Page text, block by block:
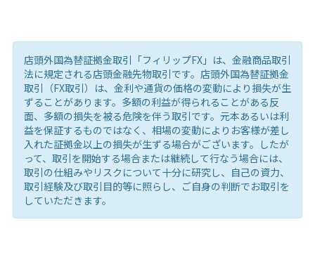
店頭外国為替証拠金取引「フィリップFX」は、金融商品取引
法に規定される店頭金融先物取引です。店頭外国為替証拠金
取引（FX取引）は、金利や通貨の価格の変動により損失が生
ずることがあります。多額の利益が得られることがある反
面、多額の損失を被る危険を伴う取引です。元本あるいは利
益を保証するものではなく、相場の変動によりお客様が差し
入れた証拠金以上の損失が生ずる場合がございます。したが
って、取引を開始する場合または継続して行なう場合には、
取引の仕組みやリスクについて十分に研究し、自己の資力、
取引経験及び取引目的等に照らし、ご自身の判断でお取引を
していただきます。